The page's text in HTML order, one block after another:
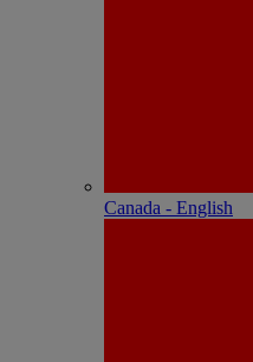
Canada - English